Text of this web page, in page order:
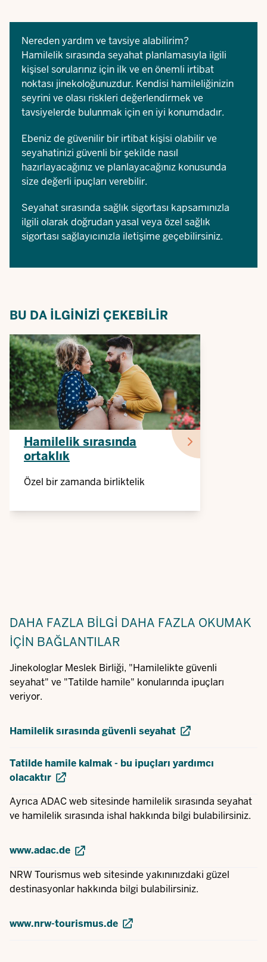
Nereden yardım ve tavsiye alabilirim?
Hamilelik sırasında seyahat planlamasıyla ilgili
kişisel sorularınız için ilk ve en önemli irtibat
noktası jinekoloğunuzdur. Kendisi hamileliğinizin
seyrini ve olası riskleri değerlendirmek ve
tavsiyelerde bulunmak için en iyi konumdadır.
Ebeniz de güvenilir bir irtibat kişisi olabilir ve
seyahatinizi güvenli bir şekilde nasıl
hazırlayacağınız ve planlayacağınız konusunda
size değerli ipuçları verebilir.
Seyahat sırasında sağlık sigortası kapsamınızla
ilgili olarak doğrudan yasal veya özel sağlık
sigortası sağlayıcınızla iletişime geçebilirsiniz.
BU DA ILGINIZI ÇEKEBILIR
Hamilelik sırasında
ortaklık
Özel bir zamanda birliktelik
DAHA FAZLA BILGI DAHA FAZLA OKUMAK
IÇIN BAĞLANTILAR
Jinekologlar Meslek Birliği, "Hamilelikte güvenli
seyahat" ve "Tatilde hamile" konularında ipuçları
veriyor.
Hamilelik sırasında güvenli seyahat
Tatilde hamile kalmak - bu ipuçları yardımcı
olacaktır
Ayrıca ADAC web sitesinde hamilelik sırasında seyahat
ve hamilelik sırasında ishal hakkında bilgi bulabilirsiniz.
www.adac.de
NRW Tourismus web sitesinde yakınınızdaki güzel
destinasyonlar hakkında bilgi bulabilirsiniz.
www.nrw-tourismus.de